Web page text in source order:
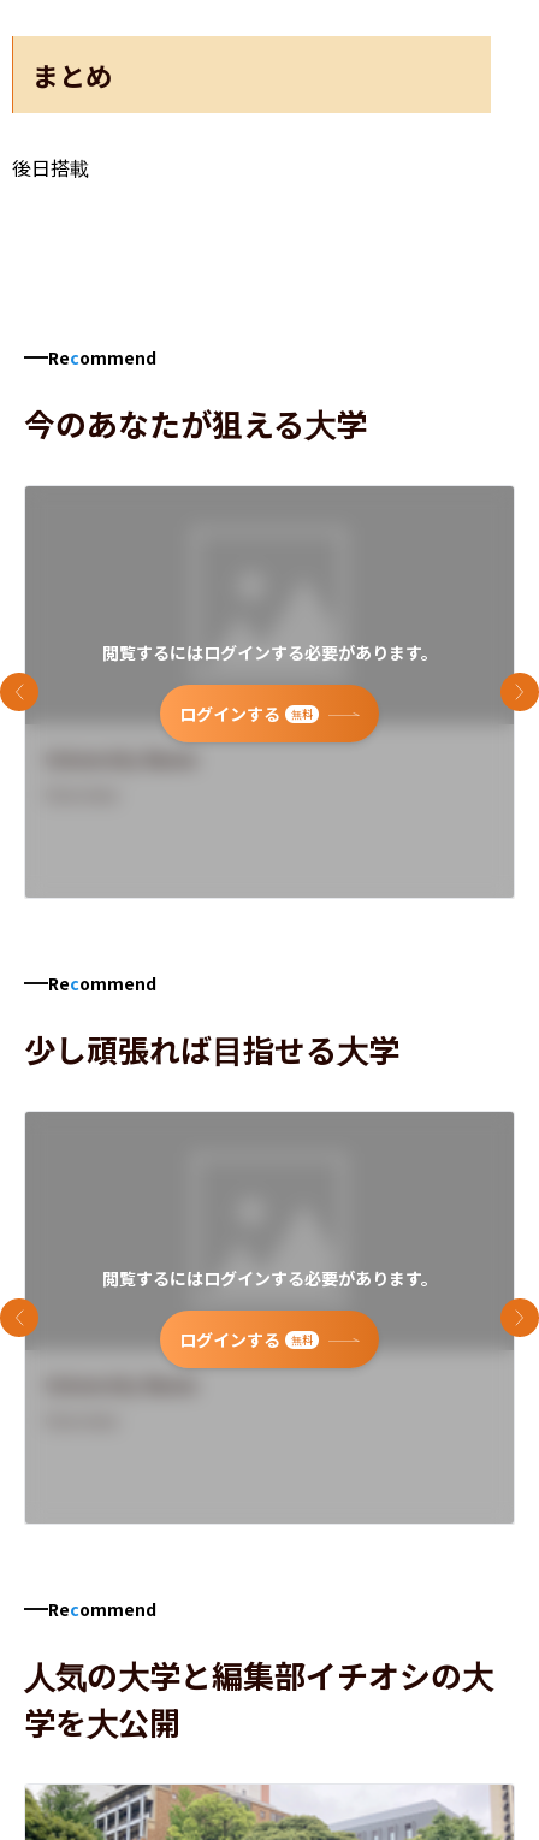
まとめ
後日搭載
Recommend
今のあなたが狙える大学
閲覧するにはログインする必要があります。
ログインする 無料
前のスライド 次
Recommend
少し頑張れば目指せる大学
閲覧するにはログインする必要があります。
ログインする 無料
前のスライド 次
Recommend
人気の大学と編集部イチオシの大
学を大公開